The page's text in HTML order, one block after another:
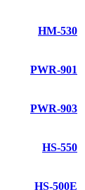
HM-530
PWR-901
PWR-903
HS-550
HS-500E